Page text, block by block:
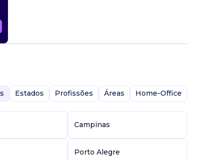
Estados Profissões Áreas Home-Office
Campinas
Porto Alegre